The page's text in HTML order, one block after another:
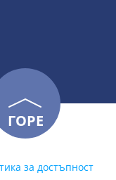
ГОРЕ
за достъпност